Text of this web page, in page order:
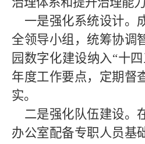
一是强化系统设计。
全领导小组，统筹协调
园数字化建设纳入“十
年度工作要点，定期督
实。
二是强化队伍建设。
办公室配备专职人员基